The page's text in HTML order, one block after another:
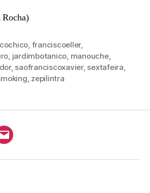
Rocha)
franciscoeller,
jardimbotanico manouche,
, saofranciscoxavier, sextafeira
zepilintra
E-